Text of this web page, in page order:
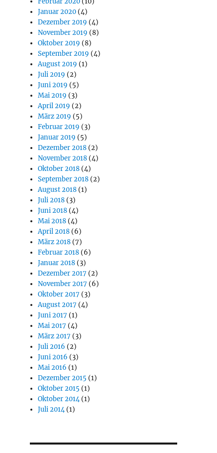
Januar 2020 (4)
Dezember 2019 (4)
November 2019 (8)
Oktober 2019 (8)
September 2019 (4)
August 2019 (1)
Juli 2019 (2)
Juni 2019 (5)
Mai 2019 (3)
April 2019 (2)
März 2019 (5)
Februar 2019 (3)
Januar 2019 (5)
Dezember 2018 (2)
November 2018 (4)
Oktober 2018 (4)
September 2018 (2)
August 2018 (1)
Juli 2018 (3)
Juni 2018 (4)
Mai 2018 (4)
April 2018 (6)
März 2018 (7)
Februar 2018 (6)
Januar 2018 (3)
Dezember 2017 (2)
November 2017 (6)
Oktober 2017 (3)
August 2017 (4)
Juni 2017 (1)
Mai 2017 (4)
März 2017 (3)
Juli 2016 (2)
Juni 2016 (3)
Mai 2016 (1)
Dezember 2015 (1)
Oktober 2015 (1)
Oktober 2014(1)
Juli 2014(1)